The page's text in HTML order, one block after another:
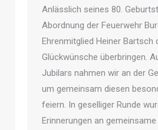
Anlässlich seines 80.
Abordnung der Feuerwehr
Ehrenmitglied Heiner Bartsch
Glückwünsche überbringen.
Jubilars nahmen wir an der
um gemeinsam diesen
feiern. In geselliger Runde
Erinnerungen an